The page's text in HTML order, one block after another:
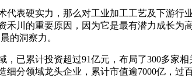
代表硬实力，那么对工业加工工艺及下游
禾川的重要原因，因为它是最有潜力成长
的洞察力。
，已累计投资超过91亿元，布局了300多家
细分领域龙头企业，累计市值逾7000亿，过